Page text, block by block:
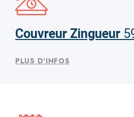
Couvreur Zingueur
PLUS D'INFOS